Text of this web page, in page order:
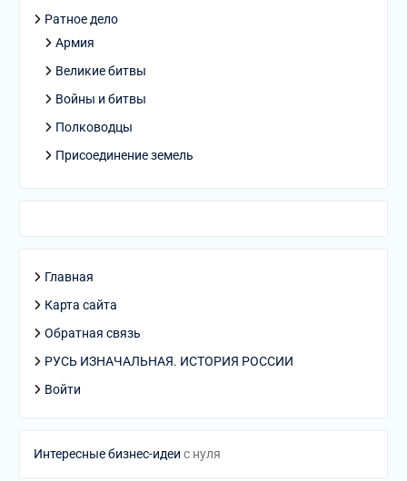
Ратное дело
Армия
Великие битвы
Войны и битвы
Полководцы
Присоединение земель
Главная
Карта сайта
Обратная связь
РУСЬ ИЗНАЧАЛЬНАЯ. ИСТОРИЯ РОССИИ
Войти
Интересные бизнес-идеи с нуля